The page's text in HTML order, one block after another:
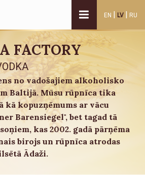
EN | LV | RU
FACTORY
no vadošajiem alkoholisko
Baltijā. Mūsu rūpnīca tika
kā kopuzņēmums ar vācu
Barensiegel", bet tagad tā
kas 2002. gadā pārņēma
birojs un rūpnīca atrodas
Ādaži.